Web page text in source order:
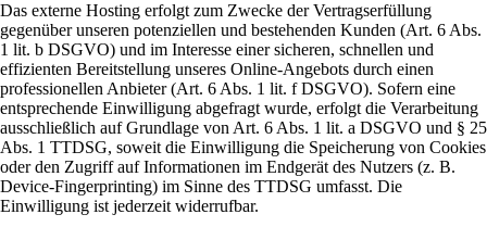
Das externe Hosting erfolgt zum Zwecke der Vertragserfüllung
gegenüber unseren potenziellen und bestehenden Kunden (Art. 6 Abs.
1 lit. b DSGVO) und im Interesse einer sicheren, schnellen und
effizienten Bereitstellung unseres Online-Angebots durch einen
professionellen Anbieter (Art. 6 Abs. 1 lit. f DSGVO). Sofern eine
entsprechende Einwilligung abgefragt wurde, erfolgt die Verarbeitung
ausschließlich auf Grundlage von Art. 6 Abs. 1 lit. a DSGVO und § 25
Abs. 1 TTDSG, soweit die Einwilligung die Speicherung von Cookies
oder den Zugriff auf Informationen im Endgerät des Nutzers (z. B.
Device-Fingerprinting) im Sinne des TTDSG umfasst. Die
Einwilligung ist jederzeit widerrufbar.